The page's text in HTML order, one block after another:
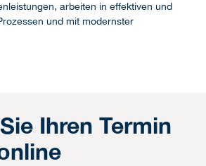
arbeiten in effektiven und
und mit modernster
Ihren Termin